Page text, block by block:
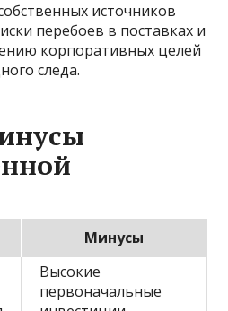
источников
перебоев в поставках и
корпоративных целей
следа.
Минусы
Высокие
первоначальные